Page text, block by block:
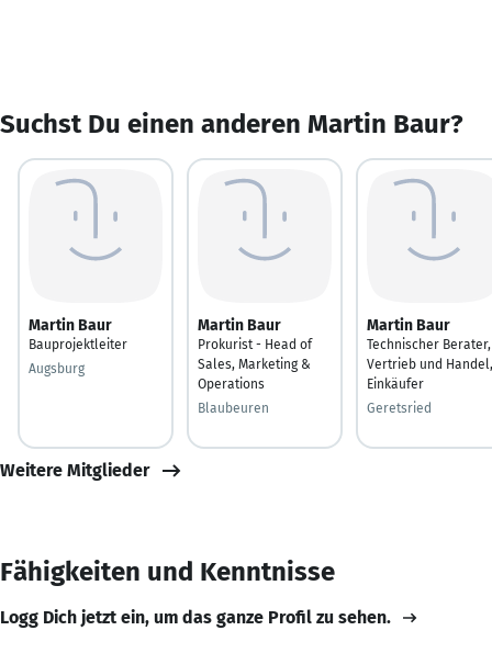
Suchst Du einen anderen Martin Baur?
Martin Baur
Bauprojektleiter
Augsburg
Martin Baur
Prokurist - Head of
Sales, Marketing &
Operations
Blaubeuren
Martin Baur
Technischer Berater,
Vertrieb und Handel,
Einkäufer
Geretsried
Weitere Mitglieder
Fähigkeiten und Kenntnisse
Logg Dich jetzt ein, um das ganze Profil zu sehen.